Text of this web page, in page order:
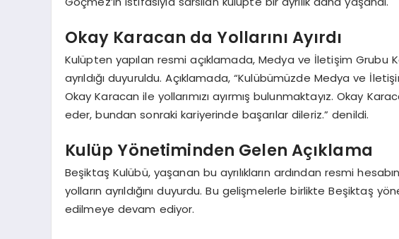
Okay Karacan da Yollarını Ayırdı
Kulüpten yapılan resmi açıklamada, Medya ve İletişim Grubu
ayrıldığı duyuruldu. Açıklamada, “Kulübümüzde Medya ve
Okay Karacan ile yollarımızı ayırmış bulunmaktayız. Okay
eder, bundan sonraki kariyerinde başarılar dileriz.” denildi.
Kulüp Yönetiminden Gelen Açıklama
Beşiktaş Kulübü, yaşanan bu ayrılıkların ardından resmi
yolların ayrıldığını duyurdu. Bu gelişmelerle birlikte Beşiktaş
edilmeye devam ediyor.